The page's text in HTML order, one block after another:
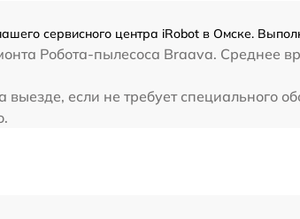
сервисного центра iRobot в Омске.
Робота-пылесоса Braava. Среднее
если не требует специального